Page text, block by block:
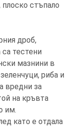
стъпало
дроб,
тестени
мазнини в
риба и
вредни за
на кръвта
им.
като е отдала